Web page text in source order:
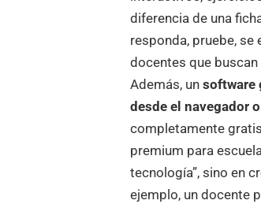
diferencia de una
responda, pruebe, se
docentes que
Además, unsoftware
desde el navegador
completamente
premium para
tecnología”, sino en
ejemplo, un docente